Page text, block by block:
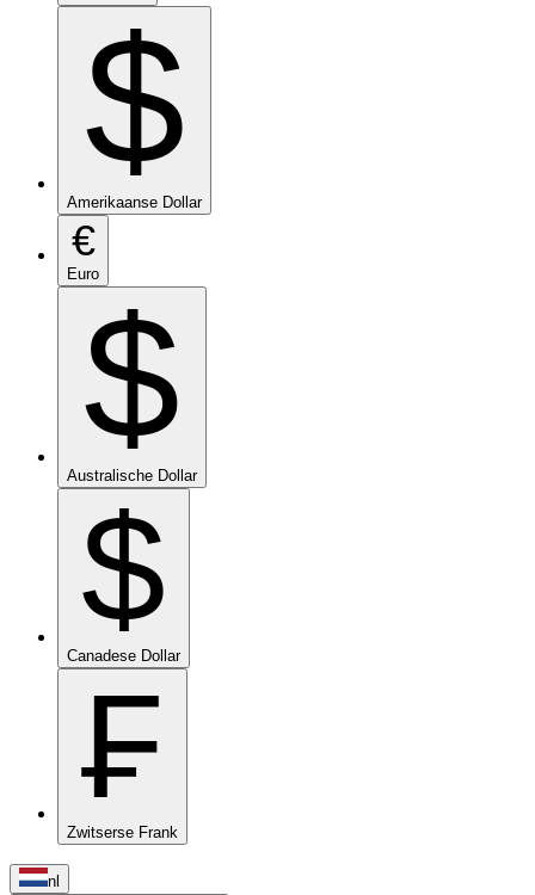
$
Amerikaanse Dollar
€
Euro
$
Australische Dollar
$
Canadese Dollar
₣
Zwitserse Frank
nl